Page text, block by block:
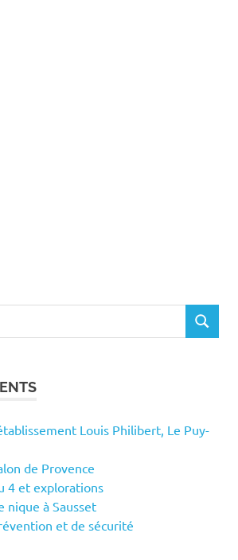
SEARCH
Louis Philibert, Le Puy-
de Provence
4 et explorations
nique à Sausset
et de sécurité